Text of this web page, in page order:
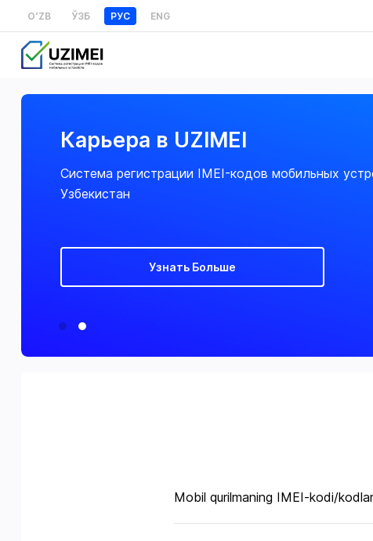
OʻZB ЎЗБ РУС ENG
Карьера в UZIMEI
Система регистрации IMEI-кодов мобильных
Узбекистан
Узнать Больше
Mobil qurilmaning IMEI-kodi/